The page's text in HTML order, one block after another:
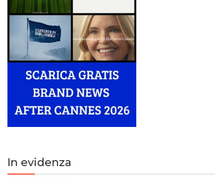
In evidenza